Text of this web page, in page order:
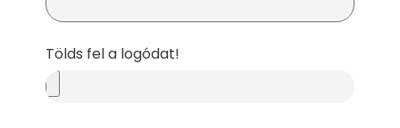
Tölds fel a logódat!